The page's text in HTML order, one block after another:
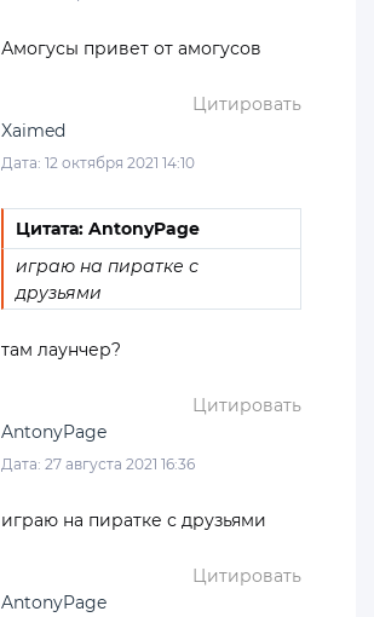
Амогусы привет от амогусов
Цитировать
Xaimed
Дата: 12 октября 2021 14:10
Цитата: AntonyPage
играю на пиратке с
друзьями
там лаунчер?
Цитировать
AntonyPage
Дата: 27 августа 2021 16:36
играю на пиратке с друзьями
Цитировать
AntonyPage